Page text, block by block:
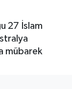
27 İslam
mübarek